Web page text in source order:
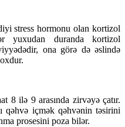
stress hormonu olan kortizol
yuxudan duranda kortizol
ona görə də əslində
8 ilə 9 arasında zirvəyə çatır.
qəhvə içmək qəhvənin təsirini
prosesini poza bilər.